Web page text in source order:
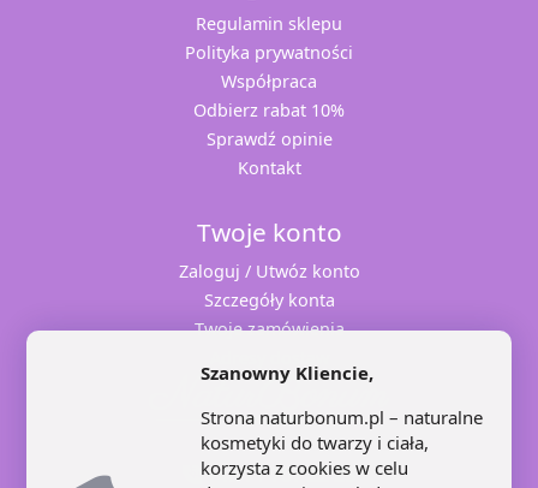
Regulamin sklepu
Polityka prywatności
Współpraca
Odbierz rabat 10%
Sprawdź opinie
Kontakt
Twoje konto
Zaloguj / Utwóz konto
Szczegóły konta
Twoje zamówienia
+48 71 707 22 25
Szanowny Kliencie,
Strona naturbonum.pl – naturalne
kosmetyki do twarzy i ciała,
korzysta z cookies w celu